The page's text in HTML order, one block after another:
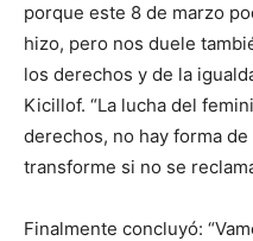
porque este 8 de marzo
hizo, pero nos duele
los derechos y de la
Kicillof. “La lucha del
derechos, no hay forma
transforme si no se
Finalmente concluyó: